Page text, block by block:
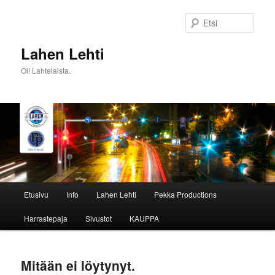
Lahen Lehti
Oi! Lahtelaista.
Etusivu Info Lahen Lehti Pekka Productions
Harrastepaja Sivustot KAUPPA
Mitään ei löytynyt.